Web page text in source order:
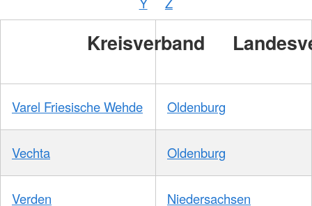
Kreisverband
Varel Friesische Wehde Oldenburg
Vechta Oldenburg
Verden Niedersachsen